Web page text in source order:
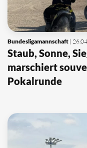
Bundesligamannschaft |
Staub, Sonne,
marschiert
Pokalrunde